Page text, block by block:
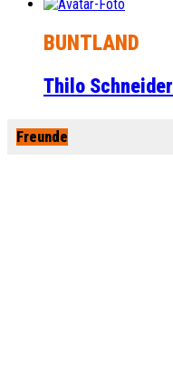
BUNTLAND
Thilo Schneider
Freunde